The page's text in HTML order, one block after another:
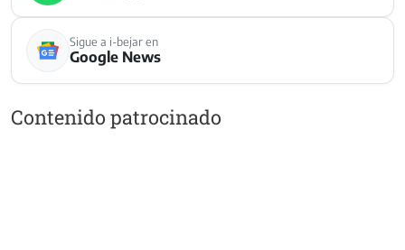
Sigue a i-bejar en
Google News
Contenido patrocinado